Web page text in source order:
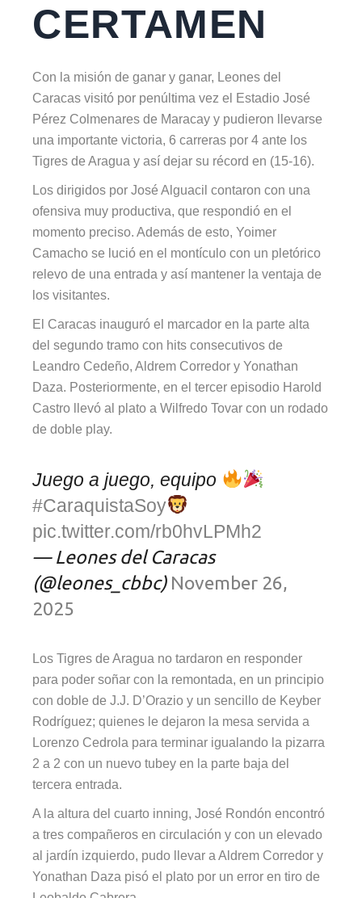
CERTAMEN
Con la misión de ganar y ganar, Leones del
Caracas visitó por penúltima vez el Estadio José
Pérez Colmenares de Maracay y pudieron llevarse
una importante victoria, 6 carreras por 4 ante los
Tigres de Aragua y así dejar su récord en (15-16).
Los dirigidos por José Alguacil contaron con una
ofensiva muy productiva, que respondió en el
momento preciso. Además de esto, Yoimer
Camacho se lució en el montículo con un pletórico
relevo de una entrada y así mantener la ventaja de
los visitantes.
El Caracas inauguró el marcador en la parte alta
del segundo tramo con hits consecutivos de
Leandro Cedeño, Aldrem Corredor y Yonathan
Daza. Posteriormente, en el tercer episodio Harold
Castro llevó al plato a Wilfredo Tovar con un rodado
de doble play.
Juego a juego, equipo
#CaraquistaSoy
pic.twitter.com/rb0hvLPMh2
— Leones del Caracas
(@leones_cbbc) November 26,
2025
Los Tigres de Aragua no tardaron en responder
para poder soñar con la remontada, en un principio
con doble de J.J. D’Orazio y un sencillo de Keyber
Rodríguez; quienes le dejaron la mesa servida a
Lorenzo Cedrola para terminar igualando la pizarra
2 a 2 con un nuevo tubey en la parte baja del
tercera entrada.
A la altura del cuarto inning, José Rondón encontró
a tres compañeros en circulación y con un elevado
al jardín izquierdo, pudo llevar a Aldrem Corredor y
Yonathan Daza pisó el plato por un error en tiro de